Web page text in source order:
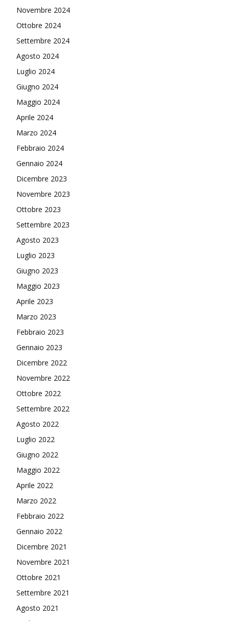
Novembre 2024
Ottobre 2024
Settembre 2024
Agosto 2024
Luglio 2024
Giugno 2024
Maggio 2024
Aprile 2024
Marzo 2024
Febbraio 2024
Gennaio 2024
Dicembre 2023
Novembre 2023
Ottobre 2023
Settembre 2023
Agosto 2023
Luglio 2023
Giugno 2023
Maggio 2023
Aprile 2023
Marzo 2023
Febbraio 2023
Gennaio 2023
Dicembre 2022
Novembre 2022
Ottobre 2022
Settembre 2022
Agosto 2022
Luglio 2022
Giugno 2022
Maggio 2022
Aprile 2022
Marzo 2022
Febbraio 2022
Gennaio 2022
Dicembre 2021
Novembre 2021
Ottobre 2021
Settembre 2021
Agosto 2021